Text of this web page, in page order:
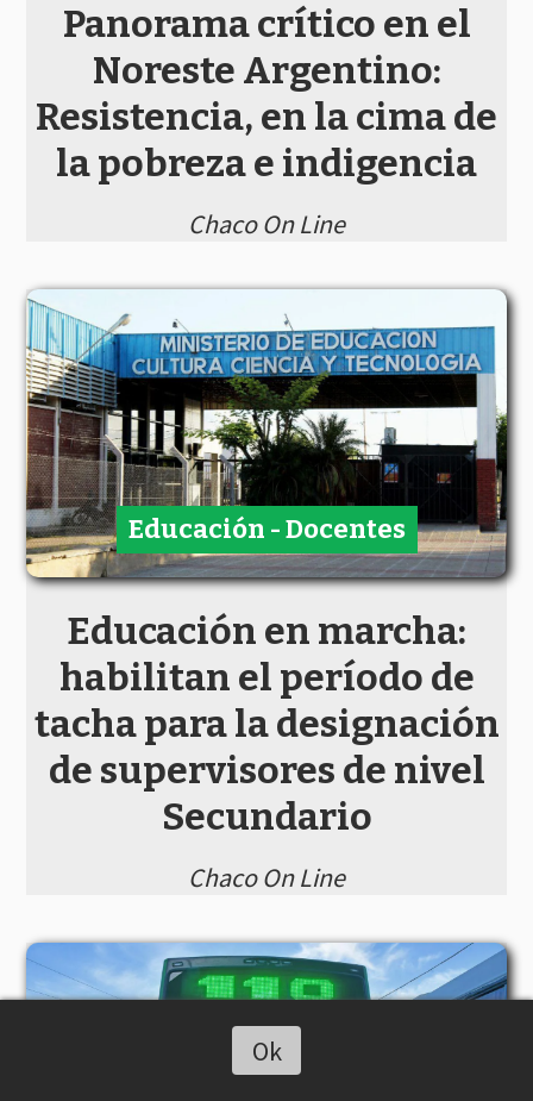
Panorama crítico en el
Noreste Argentino:
Resistencia, en la cima de
la pobreza e indigencia
Chaco On Line
Educación en marcha:
habilitan el período de
tacha para la designación
de supervisores de nivel
Secundario
Chaco On Line
Educación - Docentes
Ok